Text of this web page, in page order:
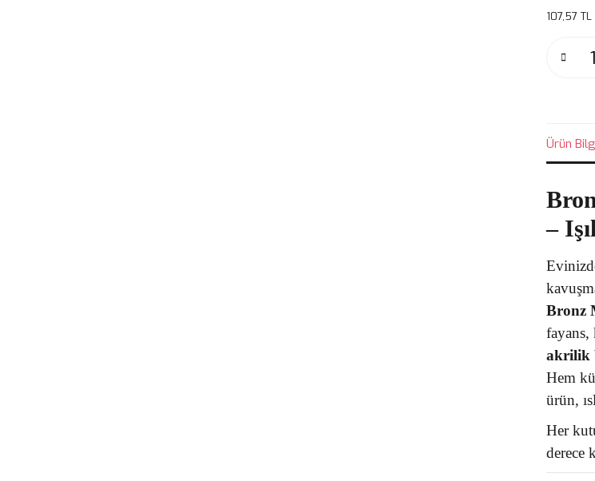
107,57
Ürün
–
Bronz
fayans,
akrilik
Hem
ürün,
Her
derece